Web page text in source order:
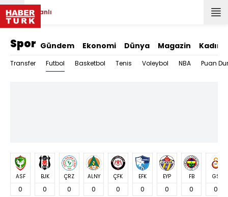
Canlı
Spor Gündem Ekonomi Dünya Magazin Kadın
Transfer Futbol Basketbol Tenis Voleybol NBA Puan
ASF
0
BJK
0
ÇRZ
0
ALNY
0
ÇFK
0
EFK
0
EYP
0
FB
0
GS
0